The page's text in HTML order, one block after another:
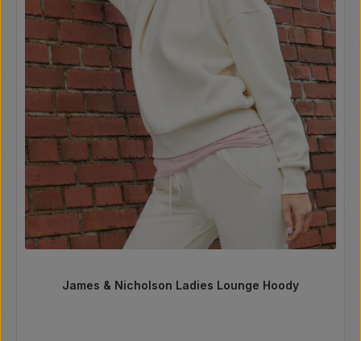
James & Nicholson Ladies Lounge Hoody